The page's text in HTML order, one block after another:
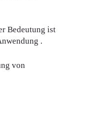
Bedeutung ist
.
von